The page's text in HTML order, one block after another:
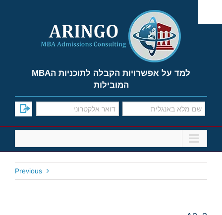
content
למד על אפשרויות הקבלה לתוכניות הMBA
המובילות
Previous